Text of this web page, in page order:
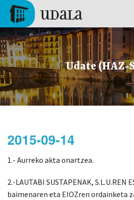
Pasar al contenido principal
Tolosa
Udate (HAZ-
2015-09-14
1.- Aurreko akta onartzea.
2.-LAUTABI SUSTAPENAK, S.L.U.REN
baimenaren eta EIOZren ordainketa